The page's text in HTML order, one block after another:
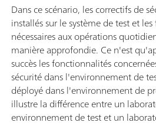
Dans ce scénario, les correctifs de
installés sur le système de test et
nécessaires aux opérations
manière approfondie. Ce n'est
succès les fonctionnalités
sécurité dans l'environnement de
déployé dans l'environnement de
illustre la différence entre un
environnement de test et un